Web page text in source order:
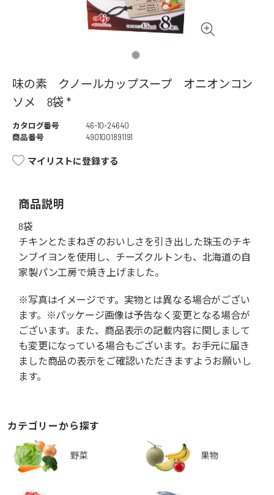
味の素 クノールカップスープ オニオンコン
ソメ 8袋 *
カタログ番号
46-10-24640
商品番号
4901001891191
マイリストに登録する
商品説明
8袋
チキンとたまねぎのおいしさを引き出した珠玉のチキ
ンブイヨンを使用し、チーズクルトンも、北海道の自
家製パン工房で焼き上げました。
※写真はイメージです。実物とは異なる場合がござい
ます。※パッケージ画像は予告なく変更となる場合が
ございます。また、商品表示の記載内容に関しまして
も変更になっている場合もございます。お手元に届き
ました商品の表示をご確認いただきますようお願いし
ます。
カテゴリーから探す